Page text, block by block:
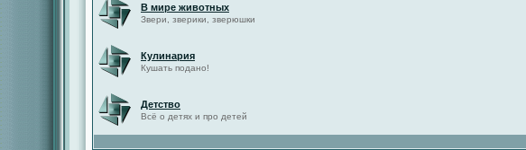
В мире животных
Звери, зверики, зверюшки
Кулинария
Кушать подано!
Детство
Всё о детях и про детей